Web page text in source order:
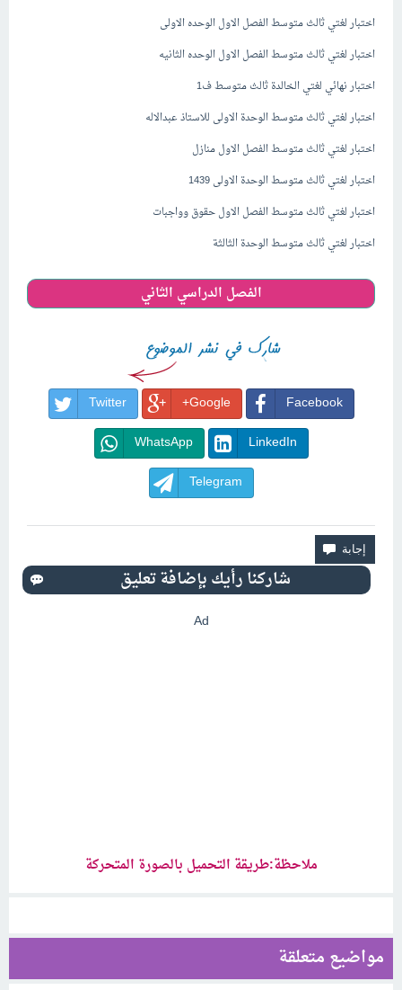
اختبار لغتي ثالث متوسط الفصل الاول الوحده الاولى
اختبار لغتي ثالث متوسط الفصل الاول الوحده الثانيه
اختبار نهائي لغتي الخالدة ثالث متوسط ف1
اختبار لغتي ثالث متوسط الوحدة الاولى للاستاذ عبدالاله
اختبار لغتي ثالث متوسط الفصل الاول منازل
اختبار لغتي ثالث متوسط الوحدة الاولى 1439
اختبار لغتي ثالث متوسط الفصل الاول حقوق وواجبات
اختبار لغتي ثالث متوسط الوحدة الثالثة
الفصل الدراسي الثاني
Facebook
Google+
Twitter
LinkedIn
WhatsApp
Telegram
Ad
ملاحظة:طريقة التحميل بالصورة المتحركة
مواضيع متعلقة